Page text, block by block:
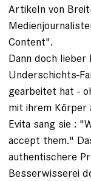
Artikeln von
Content".
Dann doch lieber
Underschichts-
gearbeitet hat -
mit ihrem Körper
Evita sang sie :
accept them."
authentischere
Besserwisserei